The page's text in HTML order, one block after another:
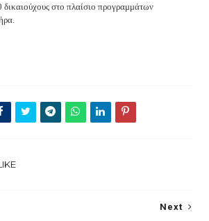
στο πλαίσιο προγραμμάτων
Next